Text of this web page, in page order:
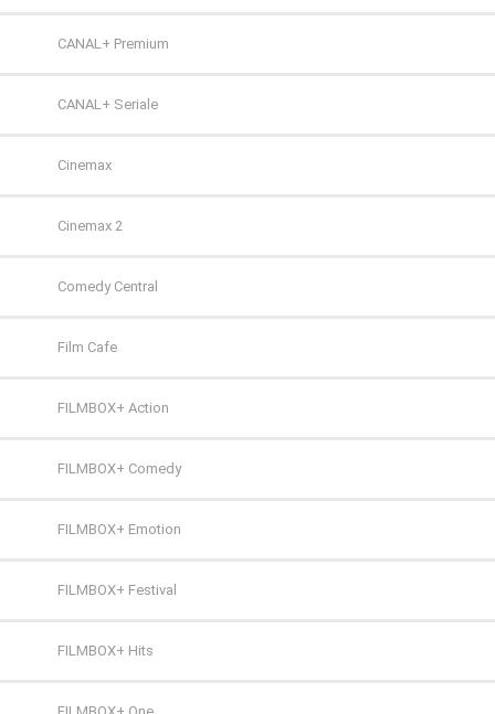
TVP Polonia
TVS
WP
ZOOM
CANAL+ Premium
CANAL+ Seriale
Cinemax
Cinemax 2
Comedy Central
Film Cafe
FILMBOX+ Action
FILMBOX+ Comedy
FILMBOX+ Emotion
FILMBOX+ Festival
FILMBOX+ Hits